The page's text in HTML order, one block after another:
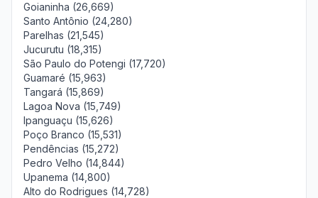
Goianinha (26,669)
Santo Antônio (24,280)
Parelhas (21,545)
Jucurutu (18,315)
São Paulo do Potengi (17,720)
Guamaré (15,963)
Tangará (15,869)
Lagoa Nova (15,749)
Ipanguaçu (15,626)
Poço Branco (15,531)
Pendências (15,272)
Pedro Velho (14,844)
Upanema (14,800)
Alto do Rodrigues (14,728)